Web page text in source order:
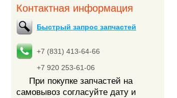
Контактная информация
Быстрый запрос запчастей
+7 (831) 413-64-66
+7 920 253-61-06
При покупке запчастей на
самовывоз согласуйте дату и